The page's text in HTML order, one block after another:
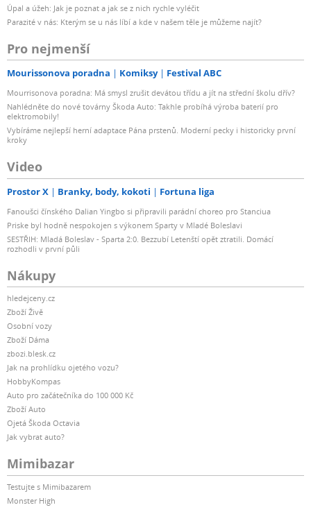
Úpal a úžeh: Jak je poznat a jak se z nich rychle vyléčit
Parazité v nás: Kterým se u nás líbí a kde v našem těle je můžeme najít?
Pro nejmenší
Mourissonova poradna Komiksy Festival ABC
Mourrisonova poradna: Má smysl zrušit devátou třídu a jít na střední školu dřív?
Nahlédněte do nové továrny Škoda Auto: Takhle probíhá výroba baterií pro
elektromobily!
Vybíráme nejlepší herní adaptace Pána prstenů. Moderní pecky i historicky první
kroky
Video
Prostor X Branky, body, kokoti Fortuna liga
Fanoušci čínského Dalian Yingbo si připravili parádní choreo pro Stanciua
Priske byl hodně nespokojen s výkonem Sparty v Mladé Boleslavi
SESTŘIH: Mladá Boleslav - Sparta 2:0. Bezzubí Letenští opět ztratili. Domácí
rozhodli v první půli
Nákupy
hledejceny.cz
Zboží Živě
Osobní vozy
Zboží Dáma
zbozi.blesk.cz
Jak na prohlídku ojetého vozu?
HobbyKompas
Auto pro začátečníka do 100 000 Kč
Zboží Auto
Ojetá Škoda Octavia
Jak vybrat auto?
Mimibazar
Testujte s Mimibazarem
Monster High